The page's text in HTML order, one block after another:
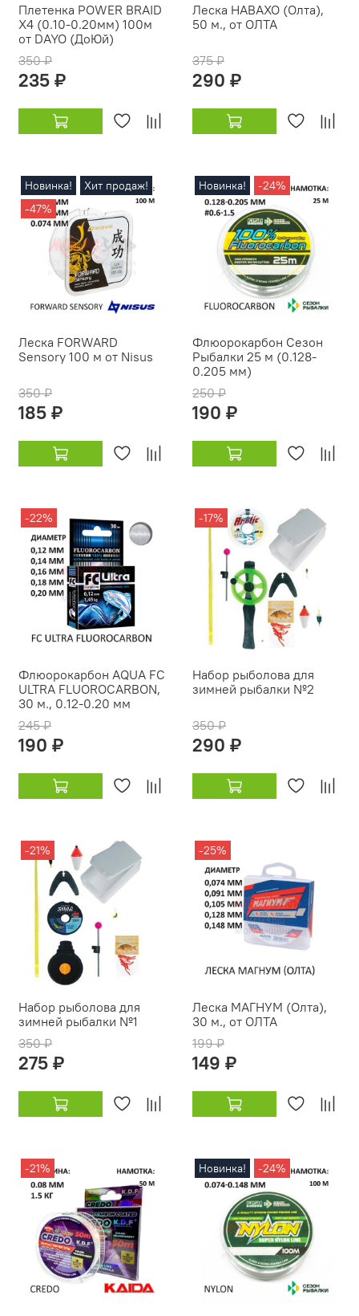
Плетенка POWER BRAID
X4 (0.10-0.20мм) 100м
от DAYO (ДоЮй)
350 ₽
235 ₽
Леска НАВАХО (Олта),
50 м., от ОЛТА
375 ₽
290 ₽
Новинка!
Хит продаж!
-47%
Леска FORWARD
Sensory 100 м от Nisus
350 ₽
185 ₽
Новинка! -24%
Флюорокарбон Сезон
Рыбалки 25 м (0.128-
0.205 мм)
250 ₽
190 ₽
-22%
Флюорокарбон AQUA FC
ULTRA FLUOROCARBON,
30 м., 0.12-0.20 мм
245 ₽
190 ₽
-17%
Набор рыболова для
зимней рыбалки №2
350 ₽
290 ₽
-21%
Набор рыболова для
зимней рыбалки №1
350 ₽
275 ₽
-25%
Леска МАГНУМ (Олта),
30 м., от ОЛТА
199 ₽
149 ₽
-21% Новинка! -24%